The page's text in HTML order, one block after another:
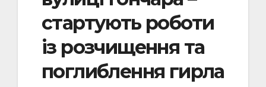
стартують роботи
із розчищення та
поглиблення гирла